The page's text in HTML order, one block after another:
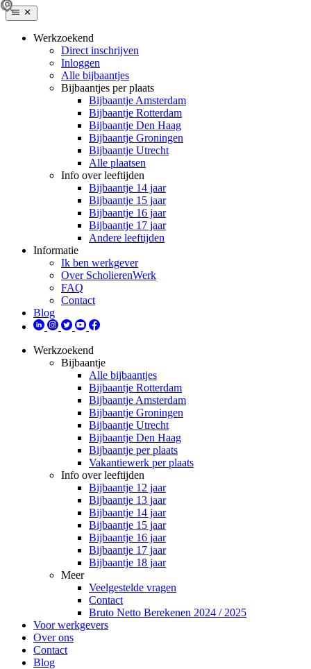
Werkzoekend
Direct inschrijven
Inloggen
Alle bijbaantjes
Bijbaantjes per plaats
Bijbaantje Amsterdam
Bijbaantje Rotterdam
Bijbaantje Den Haag
Bijbaantje Groningen
Bijbaantje Utrecht
Alle plaatsen
Info over leeftijden
Bijbaantje 14 jaar
Bijbaantje 15 jaar
Bijbaantje 16 jaar
Bijbaantje 17 jaar
Andere leeftijden
Informatie
Ik ben werkgever
Over ScholierenWerk
FAQ
Contact
Blog
Werkzoekend
Bijbaantje
Alle bijbaantjes
Bijbaantje Rotterdam
Bijbaantje Amsterdam
Bijbaantje Groningen
Bijbaantje Utrecht
Bijbaantje Den Haag
Bijbaantje per plaats
Vakantiewerk per plaats
Info over leeftijden
Bijbaantje 12 jaar
Bijbaantje 13 jaar
Bijbaantje 14 jaar
Bijbaantje 15 jaar
Bijbaantje 16 jaar
Bijbaantje 17 jaar
Bijbaantje 18 jaar
Meer
Veelgestelde vragen
Contact
Bruto Netto Berekenen 2024 / 2025
Voor werkgevers
Over ons
Contact
Blog